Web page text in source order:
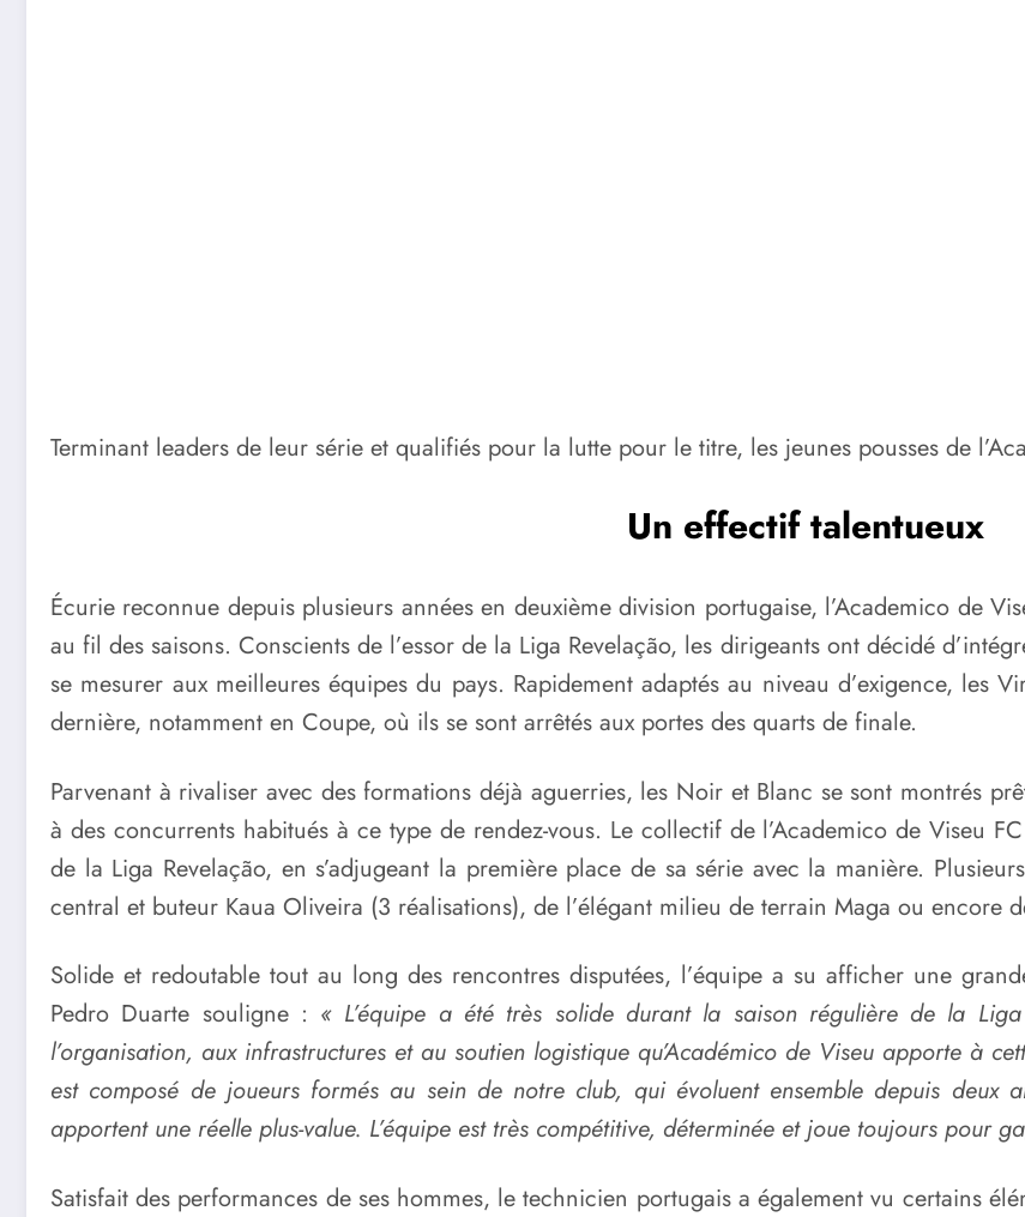
Terminant leaders de leur série et qualifiés pour la lutte pour le titre, les jeunes pousses de
Un effectif talentueux
Écurie reconnue depuis plusieurs années en deuxième division portugaise, l’Academico de
au fil des saisons. Conscients de l’essor de la Liga Revelação, les dirigeants ont décidé
se mesurer aux meilleures équipes du pays. Rapidement adaptés au niveau d’exigence, les
dernière, notamment en Coupe, où ils se sont arrêtés aux portes des quarts de finale.
Parvenant à rivaliser avec des formations déjà aguerries, les Noir et Blanc se sont montrés
à des concurrents habitués à ce type de rendez-vous. Le collectif de l’Academico de Viseu
de la Liga Revelação, en s’adjugeant la première place de sa série avec la manière.
central et buteur Kaua Oliveira (3 réalisations), de l’élégant milieu de terrain Maga ou encore
Solide et redoutable tout au long des rencontres disputées, l’équipe a su afficher une
Pedro Duarte souligne : « L’équipe a été très solide durant la saison régulière de la
l’organisation, aux infrastructures et au soutien logistique qu’Académico de Viseu apporte à
est composé de joueurs formés au sein de notre club, qui évoluent ensemble depuis
apportent une réelle plus-value. L’équipe est très compétitive, déterminée et joue toujours pour
Satisfait des performances de ses hommes, le technicien portugais a également vu certains